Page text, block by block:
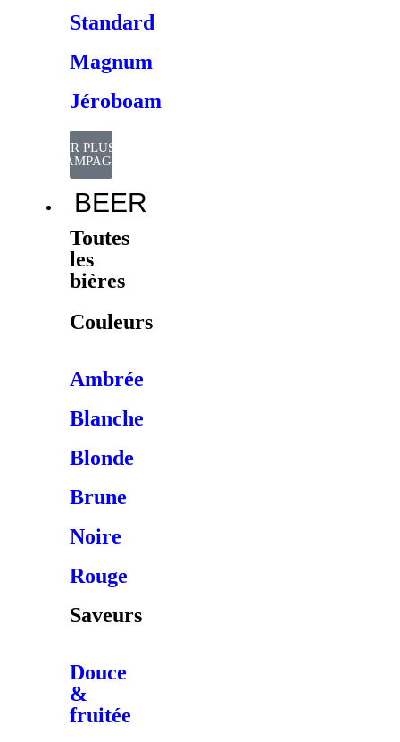
Standard
Magnum
Jéroboam
VOIR PLUS DE
CHAMPAGNES
BEER
Toutes
les
bières
Couleurs
Ambrée
Blanche
Blonde
Brune
Noire
Rouge
Saveurs
Douce
&
fruitée